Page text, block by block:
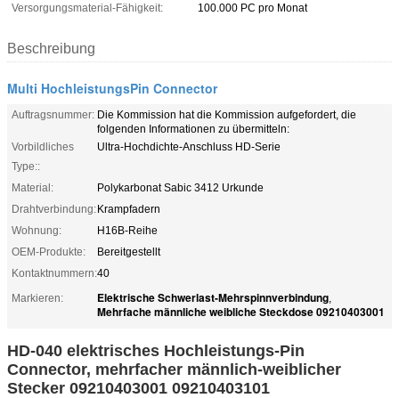
Versorgungsmaterial-Fähigkeit:
100.000 PC pro Monat
Beschreibung
Multi HochleistungsPin Connector
Auftragsnummer: Die Kommission hat die Kommission aufgefordert, die
folgenden Informationen zu übermitteln:
Vorbildliches
Type::
Ultra-Hochdichte-Anschluss HD-Serie
Material:
Polykarbonat Sabic 3412 Urkunde
Drahtverbindung:Krampfadern
Wohnung:
H16B-Reihe
OEM-Produkte:
Bereitgestellt
Kontaktnummern:40
Markieren:
Elektrische Schwerlast-Mehrspinnverbindung,
Mehrfache männliche weibliche Steckdose 09210403001
HD-040 elektrisches Hochleistungs-Pin
Connector, mehrfacher männlich-weiblicher
Stecker 09210403001 09210403101